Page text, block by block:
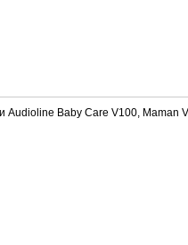
Baby Care V100, Maman